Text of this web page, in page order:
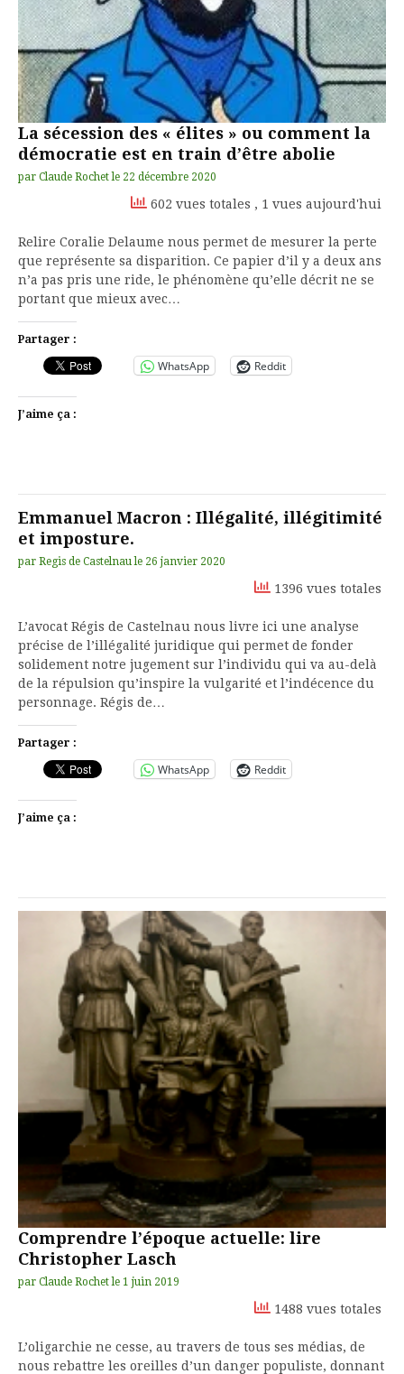
La sécession des « élites » ou comment la
démocratie est en train d’être abolie
par Claude Rochet le 22 décembre 2020
602 vues totales , 1 vues aujourd'hui
Relire Coralie Delaume nous permet de mesurer la perte
que représente sa disparition. Ce papier d’il y a deux ans
n’a pas pris une ride, le phénomène qu’elle décrit ne se
portant que mieux avec…
Partager :
WhatsApp Reddit
J’aime ça :
Emmanuel Macron : Illégalité, illégitimité
et imposture.
par Regis de Castelnau le 26 janvier 2020
1396 vues totales
L’avocat Régis de Castelnau nous livre ici une analyse
précise de l’illégalité juridique qui permet de fonder
solidement notre jugement sur l’individu qui va au-delà
de la répulsion qu’inspire la vulgarité et l’indécence du
personnage. Régis de…
Partager :
WhatsApp Reddit
J’aime ça :
Comprendre l’époque actuelle: lire
Christopher Lasch
par Claude Rochet le 1 juin 2019
1488 vues totales
L’oligarchie ne cesse, au travers de tous ses médias, de
nous rebattre les oreilles d’un danger populiste, donnant